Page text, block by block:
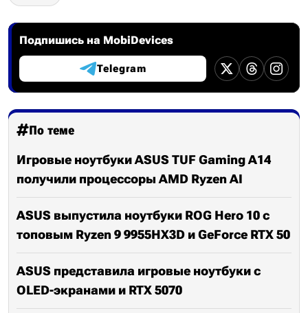
Подпишись на MobiDevices
Telegram
По теме
Игровые ноутбуки ASUS TUF Gaming A14
получили процессоры AMD Ryzen AI
ASUS выпустила ноутбуки ROG Hero 10 с
топовым Ryzen 9 9955HX3D и GeForce RTX 50
ASUS представила игровые ноутбуки с
OLED-экранами и RTX 5070